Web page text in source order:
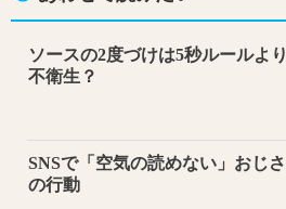
ソースの2度づけは5秒ルールよ
不衛生？
SNSで「空気の読めない」おじ
の行動